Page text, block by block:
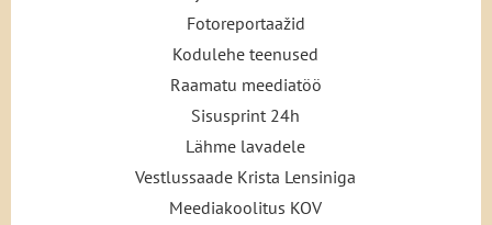
Fotoreportaažid
Kodulehe teenused
Raamatu meediatöö
Sisusprint 24h
Lähme lavadele
Vestlussaade Krista Lensiniga
Meediakoolitus KOV